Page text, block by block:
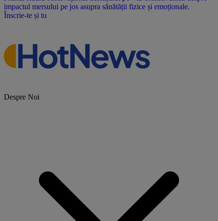
impactul mersului pe jos asupra sănătății fizice și emoționale.
Înscrie-te și tu
Despre Noi